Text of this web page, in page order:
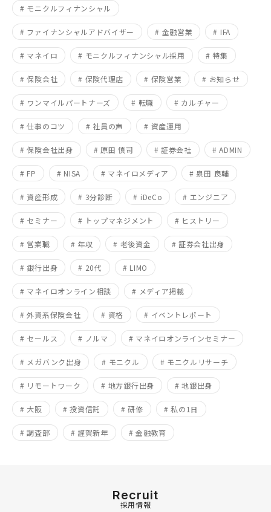
# モニクルフィナンシャル
# ファイナンシャルアドバイザー # 金融営業 # IFA
# マネイロ # モニクルフィナンシャル採用 # 特集
# 保険会社 # 保険代理店 # 保険営業 # お知らせ
# ワンマイルパートナーズ # 転職 # カルチャー
# 仕事のコツ # 社員の声 # 資産運用
# 保険会社出身 # 原田 慎司 # 証券会社 # ADMIN
# FP # NISA # マネイロメディア # 泉田 良輔
# 資産形成 # 3分診断 # iDeCo # エンジニア
# セミナー # トップマネジメント # ヒストリー
# 営業職 # 年収 # 老後資金 # 証券会社出身
# 銀行出身 # 20代 # LIMO
# マネイロオンライン相談 # メディア掲載
# 外資系保険会社 # 資格 # イベントレポート
# セールス # ノルマ # マネイロオンラインセミナー
# メガバンク出身 # モニクル # モニクルリサーチ
# リモートワーク # 地方銀行出身 # 地銀出身
# 大阪 # 投資信託 # 研修 # 私の1日
# 調査部 # 謹賀新年 # 金融教育
Recruit
採用情報